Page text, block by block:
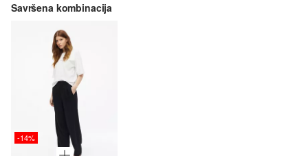
Savršena kombinacija
-14%